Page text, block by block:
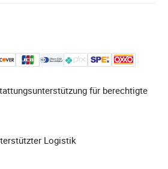
für berechtigte
Logistik